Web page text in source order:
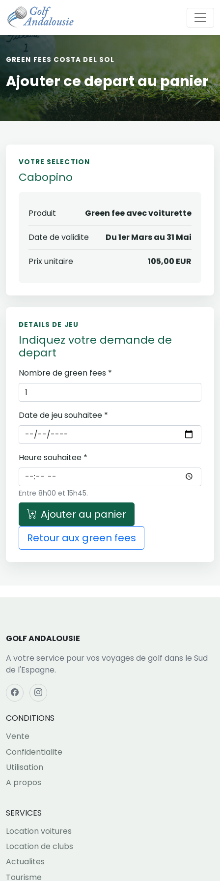
GREEN FEES COSTA DEL SOL
Ajouter ce depart au panier
VOTRE SELECTION
Cabopino
Produit Green fee avec voiturette
Date de validite Du 1er Mars au 31 Mai
Prix unitaire 105,00 EUR
DETAILS DE JEU
Indiquez votre demande de
depart
Nombre de green fees *
Date de jeu souhaitee *
Heure souhaitee *
Entre 8h00 et 15h45.
Ajouter au panier
Retour aux green fees
GOLF ANDALOUSIE
A votre service pour vos voyages de golf dans le Sud
de l'Espagne.
CONDITIONS
Vente
Confidentialite
Utilisation
A propos
SERVICES
Location voitures
Location de clubs
Actualites
Tourisme